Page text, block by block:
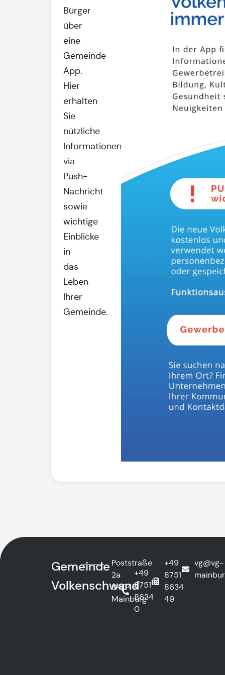
Bürger
über
eine
Gemeinde
App.
Hier
erhalten
Sie
nützliche
Informationen
via
Push-
Nachricht
sowie
wichtige
Einblicke
in
das
Leben
Ihrer
Gemeinde.
Gemeinde
Volkenschwand
Poststraße
2a
84048
Mainburg
+49
8751
8634
0
+49
8751
8634
49
vg@vg-